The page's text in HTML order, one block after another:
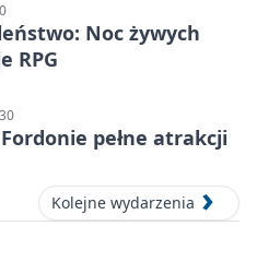
Noc żywych
RPG
pełne atrakcji
Kolejne wydarzenia